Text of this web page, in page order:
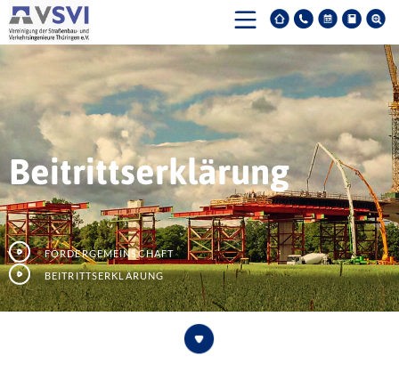
Beitrittserklärung
Fördergemeinschaft
Beitrittserklärung